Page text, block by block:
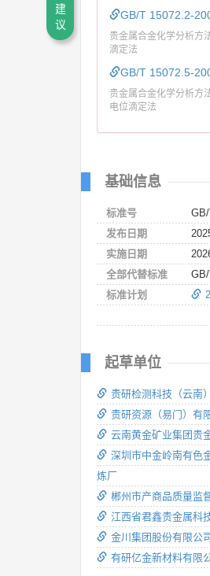
GB/T 15072.2-
贵金属合金化学分析方
滴定法
GB/T 15072.5-
贵金属合金化学分析方
电位滴定法
基础信息
标准号
发布日期
实施日期
全部代替标准
标准计划
起草单位
贵研检测科技（云南
贵研资源（易门）有
云南黄金矿业集团贵
深圳市中金岭南有色
炼厂
郴州市产商品质量监
江西省君鑫贵金属科
金川集团股份有限公
有研亿金新材料有限
建
议